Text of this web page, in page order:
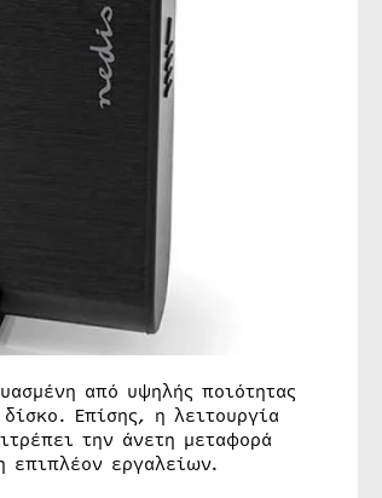
από υψηλής ποιότητας
Επίσης, η λειτουργία
την άνετη μεταφορά
επιπλέον εργαλείων.